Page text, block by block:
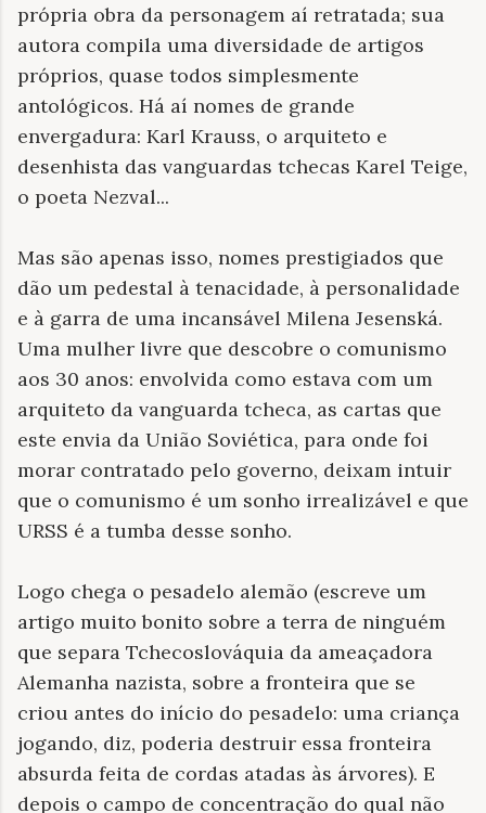
própria obra da personagem aí retratada; sua
autora compila uma diversidade de artigos
próprios, quase todos simplesmente
antológicos. Há aí nomes de grande
envergadura: Karl Krauss, o arquiteto e
desenhista das vanguardas tchecas Karel Teige,
o poeta Nezval...
Mas são apenas isso, nomes prestigiados que
dão um pedestal à tenacidade, à personalidade
e à garra de uma incansável Milena Jesenská.
Uma mulher livre que descobre o comunismo
aos 30 anos: envolvida como estava com um
arquiteto da vanguarda tcheca, as cartas que
este envia da União Soviética, para onde foi
morar contratado pelo governo, deixam intuir
que o comunismo é um sonho irrealizável e que
URSS é a tumba desse sonho.
Logo chega o pesadelo alemão (escreve um
artigo muito bonito sobre a terra de ninguém
que separa Tchecoslováquia da ameaçadora
Alemanha nazista, sobre a fronteira que se
criou antes do início do pesadelo: uma criança
jogando, diz, poderia destruir essa fronteira
absurda feita de cordas atadas às árvores). E
depois o campo de concentração do qual não